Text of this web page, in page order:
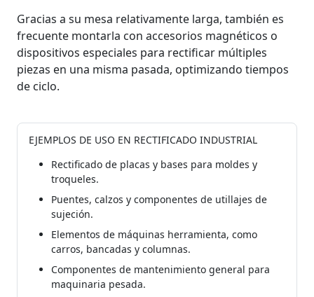
Gracias a su mesa relativamente larga, también es
frecuente montarla con accesorios magnéticos o
dispositivos especiales para rectificar múltiples
piezas en una misma pasada, optimizando tiempos
de ciclo.
EJEMPLOS DE USO EN RECTIFICADO INDUSTRIAL
Rectificado de placas y bases para moldes y
troqueles.
Puentes, calzos y componentes de utillajes de
sujeción.
Elementos de máquinas herramienta, como
carros, bancadas y columnas.
Componentes de mantenimiento general para
maquinaria pesada.